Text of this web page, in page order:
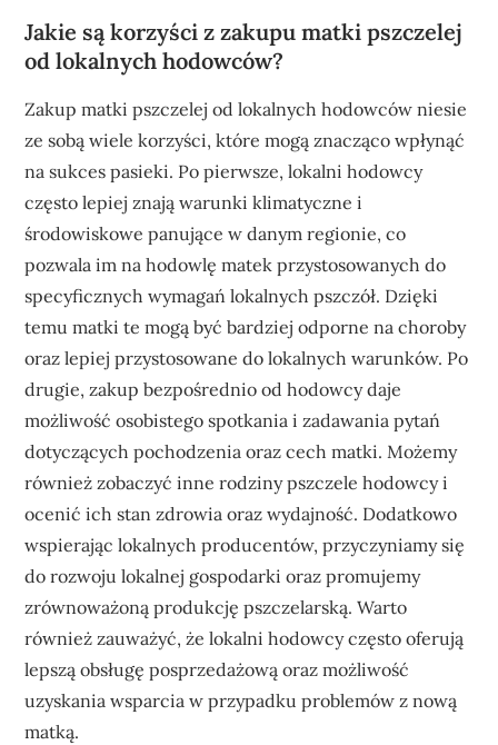
Jakie są korzyści z zakupu matki pszczelej
od lokalnych hodowców?
Zakup matki pszczelej od lokalnych hodowców niesie
ze sobą wiele korzyści, które mogą znacząco wpłynąć
na sukces pasieki. Po pierwsze, lokalni hodowcy
często lepiej znają warunki klimatyczne i
środowiskowe panujące w danym regionie, co
pozwala im na hodowlę matek przystosowanych do
specyficznych wymagań lokalnych pszczół. Dzięki
temu matki te mogą być bardziej odporne na choroby
oraz lepiej przystosowane do lokalnych warunków. Po
drugie, zakup bezpośrednio od hodowcy daje
możliwość osobistego spotkania i zadawania pytań
dotyczących pochodzenia oraz cech matki. Możemy
również zobaczyć inne rodziny pszczele hodowcy i
ocenić ich stan zdrowia oraz wydajność. Dodatkowo
wspierając lokalnych producentów, przyczyniamy się
do rozwoju lokalnej gospodarki oraz promujemy
zrównoważoną produkcję pszczelarską. Warto
również zauważyć, że lokalni hodowcy często oferują
lepszą obsługę posprzedażową oraz możliwość
uzyskania wsparcia w przypadku problemów z nową
matką.